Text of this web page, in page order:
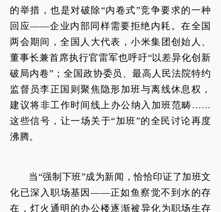
的举措，也是对破除“内卷式”竞争要求的一种
回应——企业内部同样需要拒绝内耗。在全国
两会期间，全国人大代表，小米集团创始人、
董事长兼首席执行官雷军也呼吁“以差异化创新
破局内卷”；全国政协委员、最高人民法院特约
监督员李正国则聚焦隐形加班与离线休息权，
建议将非工作时间线上办公纳入加班范畴……
这些信号，让一场关于“加班”的全民讨论再度
沸腾。
当“强制下班”成为新闻，恰恰印证了加班文
化已深入职场基因——正如鱼察觉不到水的存
在，灯火通明的办公楼逐渐被异化为职场生存